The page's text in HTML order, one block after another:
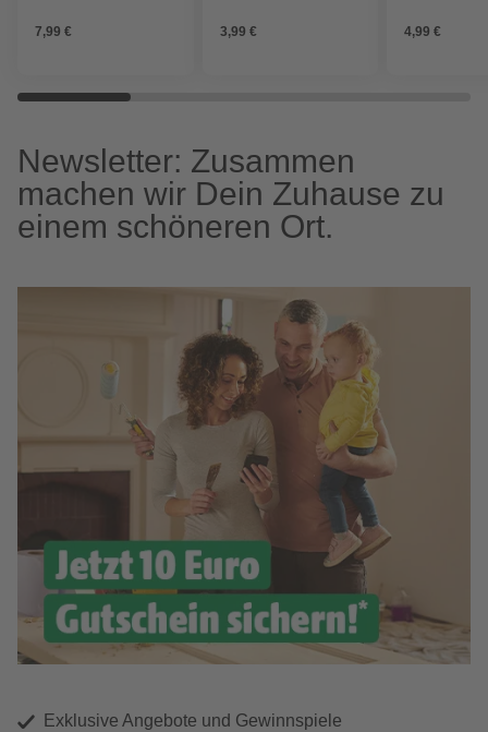
7,99 €
3,99 €
38g
4,99 €
Newsletter: Zusammen
machen wir Dein Zuhause zu
einem schöneren Ort.
Exklusive Angebote und Gewinnspiele